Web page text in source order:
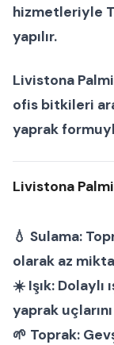
hizmetleriyle
yapılır.
Livistona
ofis bitkileri
yaprak
Livistona
💧 Sulama:
olarak az
☀️ Işık: Dolaylı
yaprak
🌱 Toprak: